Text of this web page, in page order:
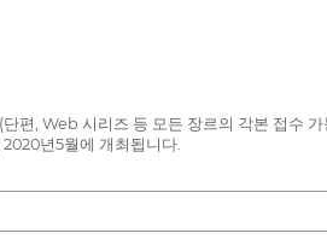
편, Web 시리즈 등 모든 장르의 각본 접수 가
년5월에 개최됩니다.